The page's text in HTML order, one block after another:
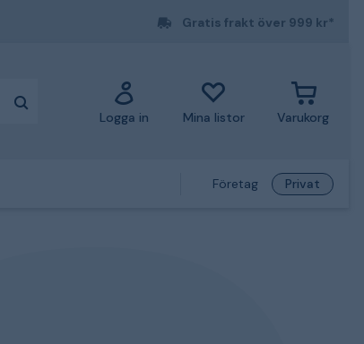
Gratis frakt över 999 kr*
Logga in Mina listor Varukorg
Företag Privat